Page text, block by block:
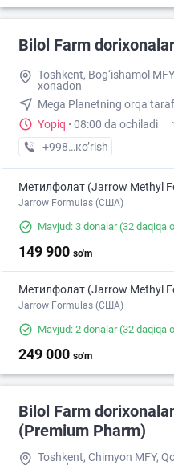
Bilol Farm
Toshkent, Bog‘ishamol
xonadon
Mega Planetning orqa
Yopiq · 08:00 da ochiladi
+998 (90) XXX-XX-XX
кo’rish
Метилфолат (Jarrow Methyl
Jarrow Formulas (США)
Mavjud: 3 donalar(32 daqiqa
149 900 so'm
Метилфолат (Jarrow Methyl
Jarrow Formulas (США)
Mavjud: 2 donalar(32 daqiqa
249 000 so'm
Bilol Farm
(Premium Pharm)
Toshkent, Chimyon MFY,